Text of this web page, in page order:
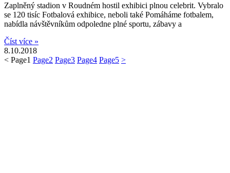
Zaplněný stadion v Roudném hostil exhibici plnou celebrit. Vybralo
se 120 tisíc Fotbalová exhibice, neboli také Pomáháme fotbalem,
nabídla návštěvníkům odpoledne plné sportu, zábavy a
Číst více »
8.10.2018
< Page1 Page2 Page3 Page4 Page5 >